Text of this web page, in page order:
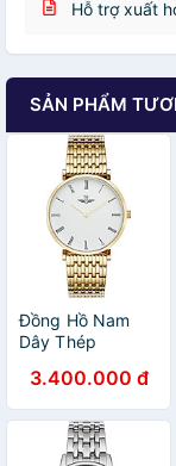
Hỗ trợ xuất
SẢN PHẨM
Đồng Hồ Nam
Dây Thép
SG8702.1402
(39mm)
3.400.000 đ